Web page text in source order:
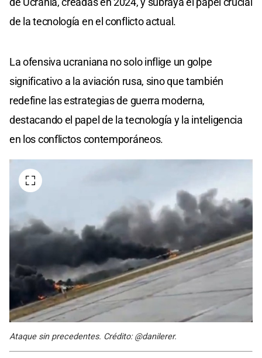
de la tecnología en el conflicto actual.
La ofensiva ucraniana no solo inflige un golpe
significativo a la aviación rusa, sino que también
redefine las estrategias de guerra moderna,
destacando el papel de la tecnología y la inteligencia
en los conflictos contemporáneos.
Ataque sin precedentes. Crédito: @danilerer.